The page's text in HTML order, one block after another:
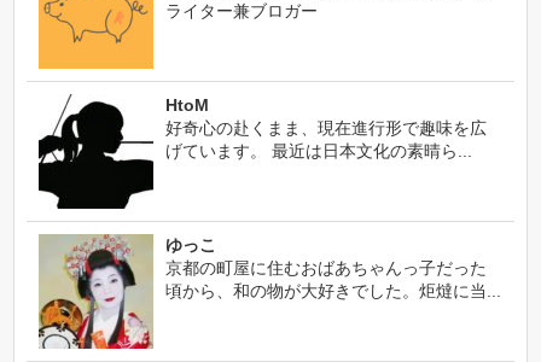
ライター兼ブロガー
HtoM
好奇心の赴くまま、現在進行形で趣味を広
げています。 最近は日本文化の素晴ら...
ゆっこ
京都の町屋に住むおばあちゃんっ子だった
頃から、和の物が大好きでした。炬燵に当...